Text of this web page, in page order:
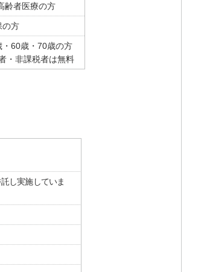
齢者医療の方
の方
60歳・70歳の方
・非課税者は無料
し実施していま